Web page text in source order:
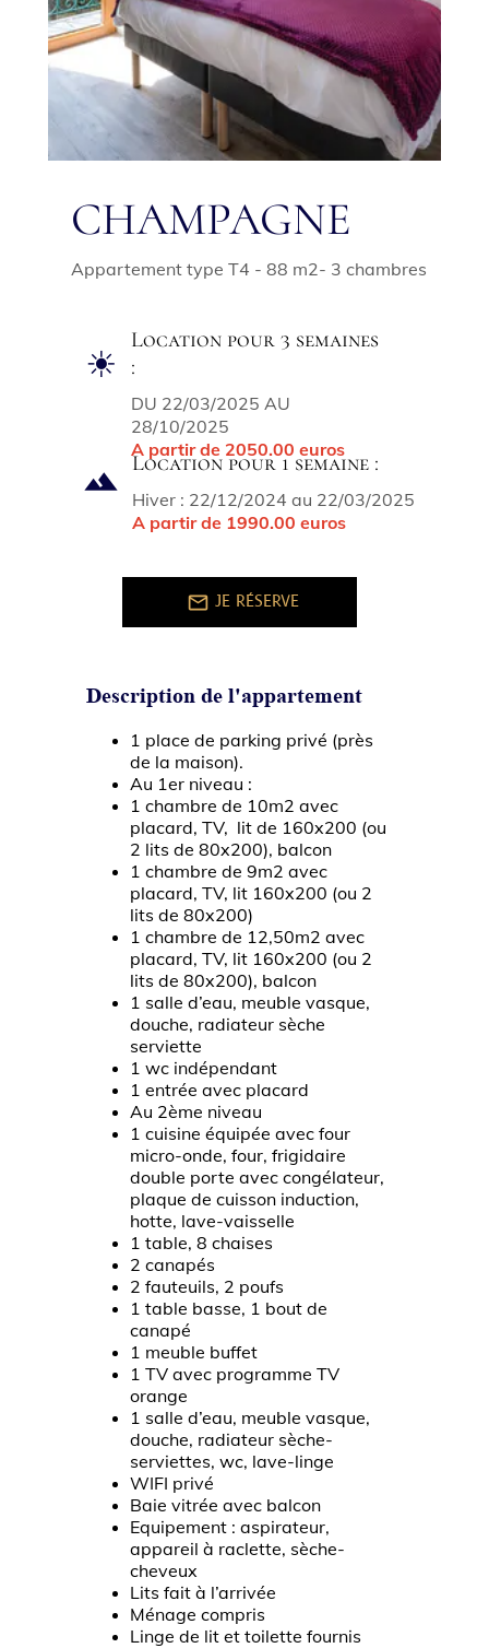
CHAMPAGNE
Appartement type T4 - 88 m2- 3 chambres
Location pour 3 semaines
:
DU 22/03/2025 AU
28/10/2025
A partir de 2050.00 euros
Location pour 1 semaine :
Hiver : 22/12/2024 au 22/03/2025
A partir de 1990.00 euros
☀
terrain
Description de l'appartement
1 place de parking privé (près
de la maison).
Au 1er niveau :
1 chambre de 10m2 avec
placard, TV, lit de 160x200 (ou
2 lits de 80x200), balcon
1 chambre de 9m2 avec
placard, TV, lit 160x200 (ou 2
lits de 80x200)
1 chambre de 12,50m2 avec
placard, TV, lit 160x200 (ou 2
lits de 80x200), balcon
1 salle d’eau, meuble vasque,
douche, radiateur sèche
serviette
1 wc indépendant
1 entrée avec placard
Au 2ème niveau
1 cuisine équipée avec four
micro-onde, four, frigidaire
double porte avec congélateur,
plaque de cuisson induction,
hotte, lave-vaisselle
1 table, 8 chaises
2 canapés
2 fauteuils, 2 poufs
1 table basse, 1 bout de
canapé
1 meuble buffet
1 TV avec programme TV
orange
1 salle d’eau, meuble vasque,
douche, radiateur sèche-
serviettes, wc, lave-linge
WIFI privé
Baie vitrée avec balcon
Equipement : aspirateur,
appareil à raclette, sèche-
cheveux
Lits fait à l’arrivée
Ménage compris
Linge de lit et toilette fournis
mail_outline JE RÉSERVE